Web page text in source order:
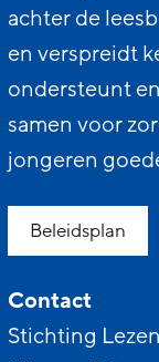
achter de
en verspreidt
ondersteunt
samen voor
jongeren
Beleidsplan
Contact
Stichting Lezen